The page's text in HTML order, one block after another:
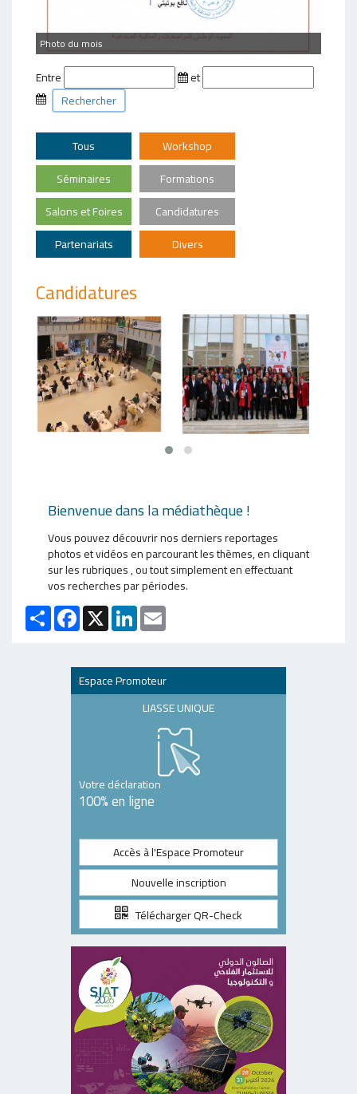
Photo du mois
Entre
et
Rechercher
Tous
Workshop
Séminaires
Formations
Salons et Foires
Candidatures
Partenariats
Divers
Candidatures
Bienvenue dans la médiathèque !
Vous pouvez découvrir nos derniers reportages
photos et vidéos en parcourant les thèmes, en cliquant
sur les rubriques , ou tout simplement en effectuant
vos recherches par périodes.
PartagerFacebook
X LinkedIn
Espace Promoteur
LIASSE UNIQUE
Votre déclaration
100% en ligne
Accès à l'Espace Promoteur
Nouvelle inscription
Télécharger QR-Check